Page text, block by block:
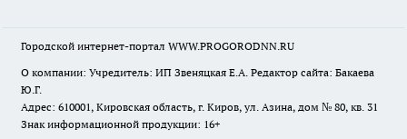
Городской интернет-портал WWW.PROGORODNN.RU
О компании: Учредитель: ИП Звеняцкая Е.А. Редактор сайта: Бакаева
Ю.Г.
Адрес: 610001, Кировская область, г. Киров, ул. Азина, дом № 80, кв. 31
Знак информационной продукции: 16+